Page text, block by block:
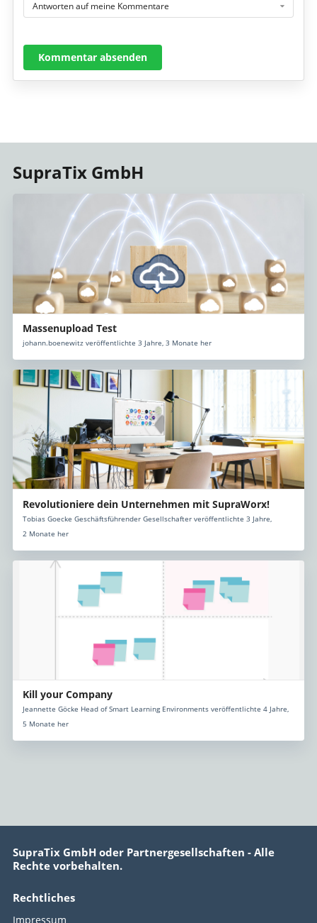
Antworten auf meine Kommentare
Kommentar absenden
SupraTix GmbH
Massenupload Test
johann.boenewitz veröffentlichte 3 Jahre, 3 Monate her
Revolutioniere dein Unternehmen mit SupraWorx!
Tobias Goecke Geschäftsführender Gesellschafter veröffentlichte 3 Jahre,
2 Monate her
Kill your Company
Jeannette Göcke Head of Smart Learning Environments veröffentlichte 4 Jahre,
5 Monate her
SupraTix GmbH oder Partnergesellschaften - Alle
Rechte vorbehalten.
Rechtliches
Impressum